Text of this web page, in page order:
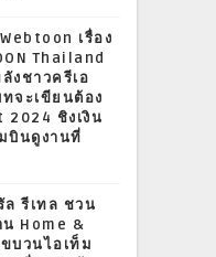
เรื่อง
Thailand
งชาวครีเอ
ทจะเขียนต้อง
2024 ชิงเงิน
บินดูงานที่
ล รีเทล ชวน
น Home &
บวนไอเท็ม